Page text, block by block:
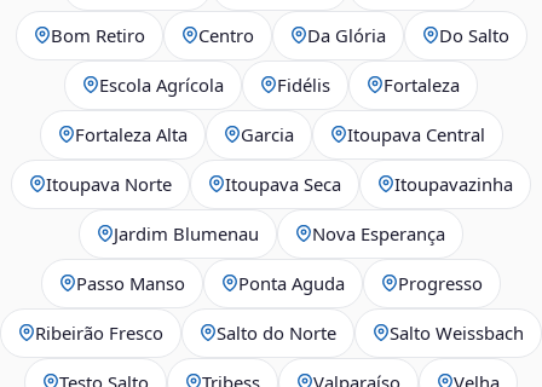
Bom Retiro Centro Da Glória Do Salto
Escola Agrícola Fidélis Fortaleza
Fortaleza Alta Garcia Itoupava Central
Itoupava Norte Itoupava Seca Itoupavazinha
Jardim Blumenau Nova Esperança
Passo Manso Ponta Aguda Progresso
Ribeirão Fresco Salto do Norte Salto Weissbach
Testo Salto Tribess Valparaíso Velha